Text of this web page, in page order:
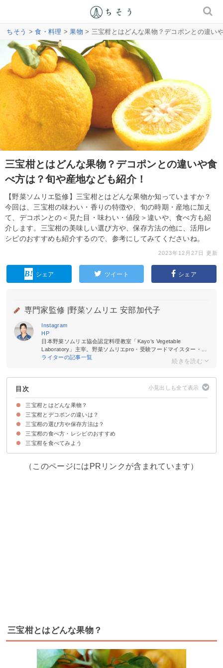
ちそう >食・料理 >果物 > 三宝柑とはどんな果物？デコポンとの違い
三宝柑とはどんな果物？デコポンとの違いや食
べ方は？旬や産地なども紹介！
【野菜ソムリエ監修】三宝柑とはどんな果物か知っていますか？
今回は、三宝柑の味わい・香りの特徴や、旬の時期・産地に加え
て、デコポンとの＜見た目・味わい・値段＞違いや、食べ方も紹
介します。三宝柑の美味しい選び方や、保存方法の他に、活用レ
シピのおすすめも紹介するので、参考にしてみてくださいね。
2023年12月27日 更新
シェア ツイート シェア
専門家監修 | 野菜ソムリエ 安部加代子
Instagram
HP
日本野菜ソムリエ協会認定料理教室「Kayo’s Vegetable
Laboratory」主宰。野菜ソムリエpro・受験フードマイスター・...
ライターの記事一覧
目次
三宝柑とはどんな果物？
三宝柑とは和歌山県の特産柑橘類
三宝柑の味わい・香り
三宝柑の旬の時期・収穫時期
三宝柑とデコポンの違いは？
①見た目の違い
②味わいの違い
③値段の違い
三宝柑の選び方や保存方法は？
美味しい三宝柑の見分け方
三宝柑の保存方法
三宝柑の食べ方・レシピのおすすめ
①三宝柑のマーマレードジャム
②三宝柑シャーベット
③ピールの砂糖漬け
④三宝柑のゼリー
⑤三宝柑が香る茶碗蒸し
➅三宝柑の蒸し物
三宝柑を食べてみよう
（このページにはPRリンクが含まれています）
三宝柑とはどんな果物？